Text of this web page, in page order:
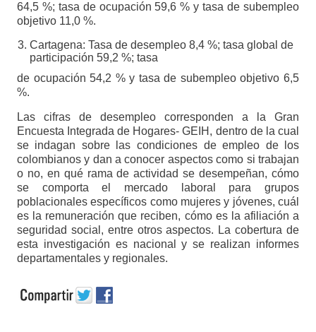
64,5 %; tasa de ocupación 59,6 % y tasa de subempleo
objetivo 11,0 %.
Cartagena: Tasa de desempleo 8,4 %; tasa global de
participación 59,2 %; tasa
de ocupación 54,2 % y tasa de subempleo objetivo 6,5
%.
Las cifras de desempleo corresponden a la Gran
Encuesta Integrada de Hogares- GEIH, dentro de la cual
se indagan sobre las condiciones de empleo de los
colombianos y dan a conocer aspectos como si trabajan
o no, en qué rama de actividad se desempeñan, cómo
se comporta el mercado laboral para grupos
poblacionales específicos como mujeres y jóvenes, cuál
es la remuneración que reciben, cómo es la afiliación a
seguridad social, entre otros aspectos. La cobertura de
esta investigación es nacional y se realizan informes
departamentales y regionales.